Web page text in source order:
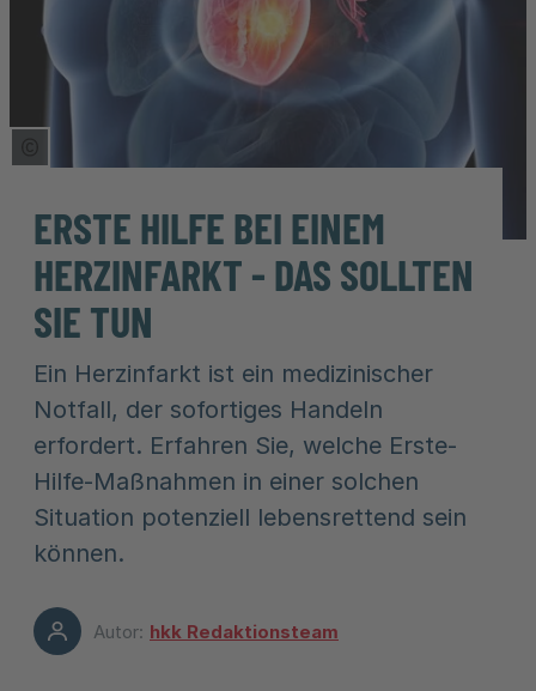
ERSTE HILFE BEI EINEM
HERZINFARKT - DAS SOLLTEN
SIE TUN
Ein Herzinfarkt ist ein medizinischer
Notfall, der sofortiges Handeln
erfordert. Erfahren Sie, welche Erste-
Hilfe-Maßnahmen in einer solchen
Situation potenziell lebensrettend sein
können.
Autor: hkk Redaktionsteam